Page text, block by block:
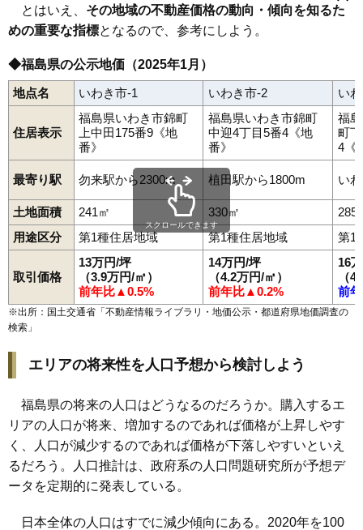
とはいえ、 その地域の不動産価格の動向・傾向を知るた
めの重要な指標となるので、参考にしよう。
◆福島県の公示地価（2025年1月）
地点名 いわき市-1 いわき市-2 い
住居表示
福島県いわき市錦町
上中田175番9《地
番》
福島県いわき市錦町
中迎4丁目5番4《地
番》
福
町
4《
最寄り駅 勿来駅から2300m 植田駅から1800m い
土地面積 241㎡ 330㎡
285
用途区分
第1種住居地域 第1種住居地域 第1
取引価格
13万円/坪
（3.9万円/㎡）
前年比▲0.5%
14万円/坪
（4.2万円/㎡）
前年比▲0.2%
16
（
前
スクロールできます
※出所：国土交通省「不動産情報ライブラリ・地価公示・都道府県地価調査の
検索 」
エリアの将来性を人口予想から検討しよう
福島県の将来の人口はどうなるのだろうか。購入するエ
リアの人口が将来、増加するのであれば価格が上昇しやす
く、人口が減少するのであれば価格が下落しやすいといえ
るだろう。人口推計は、政府系の人口問題研究所が予想デ
ータを定期的に発表している。
日本全体の人口はすでに減少傾向にある。2020年を100
西会津町磐梯町猪苗代町会津坂下町湯川村柳津町三島町
金山町会津美里町西郷村泉崎村中島村 矢吹町
塙町鮫川村石川町玉川村 平田村 浅川町古殿町三春町
飯舘村